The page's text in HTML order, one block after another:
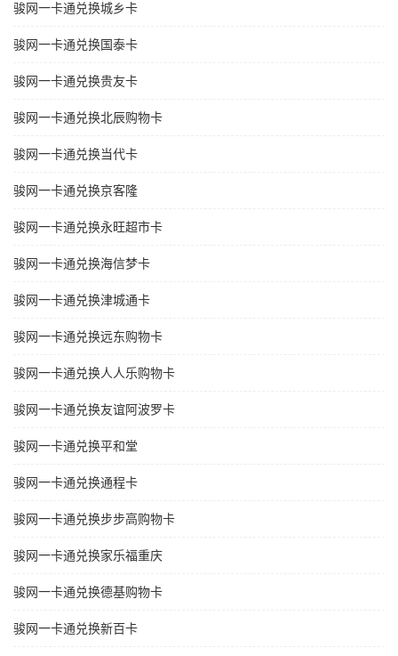
骏网一卡通兑换城乡卡
骏网一卡通兑换国泰卡
骏网一卡通兑换贵友卡
骏网一卡通兑换北辰购物卡
骏网一卡通兑换当代卡
骏网一卡通兑换京客隆
骏网一卡通兑换永旺超市卡
骏网一卡通兑换海信梦卡
骏网一卡通兑换津城通卡
骏网一卡通兑换远东购物卡
骏网一卡通兑换人人乐购物卡
骏网一卡通兑换友谊阿波罗卡
骏网一卡通兑换平和堂
骏网一卡通兑换通程卡
骏网一卡通兑换步步高购物卡
骏网一卡通兑换家乐福重庆
骏网一卡通兑换德基购物卡
骏网一卡通兑换新百卡